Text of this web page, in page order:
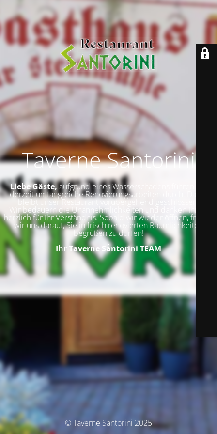
Taverne Santorini
Liebe Gäste,aufgrund eines Wasserschadens führen wir
derzeit umfangreiche Renovierungsarbeiten durch. Daher
bleibt unser Restaurant vorübergehend geschlossen.
Wir bedauern die Unannehmlichkeiten und danken Ihnen
herzlich für Ihr Verständnis. Sobald wir wieder öffnen, freuen
wir uns darauf, Sie in frisch renovierten Räumlichkeiten
begrüßen zu dürfen!
Ihr Taverne Santorini TEAM
© Taverne Santorini 2025